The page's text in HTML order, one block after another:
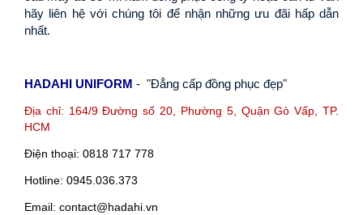
hãy liên hệ với chúng tôi để nhận những ưu đãi hấp dẫn
nhất.
HADAHI UNIFORM -  "Đẳng cấp đồng phục đẹp"
Địa chỉ: 164/9 Đường số 20, Phường 5, Quận Gò Vấp, TP.
HCM
Điện thoại: 0818 717 778
Hotline: 0945.036.373
Email: contact@hadahi.vn